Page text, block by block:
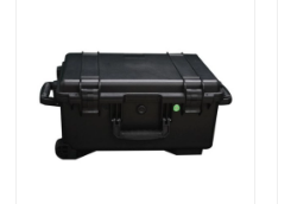
Maison
Produits